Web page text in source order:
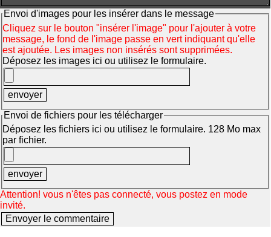
Envoi d'images pour les insérer dans le message
Cliquez sur le bouton "insérer l'image" pour l'ajouter à votre
message, le fond de l'image passe en vert indiquant qu'elle
est ajoutée. Les images non insérés sont supprimées.
Déposez les images ici ou utilisez le formulaire.
Envoi de fichiers pour les télécharger
Déposez les fichiers ici ou utilisez le formulaire. 128 Mo max
par fichier.
Attention! vous n'êtes pas connecté, vous postez en mode
invité.